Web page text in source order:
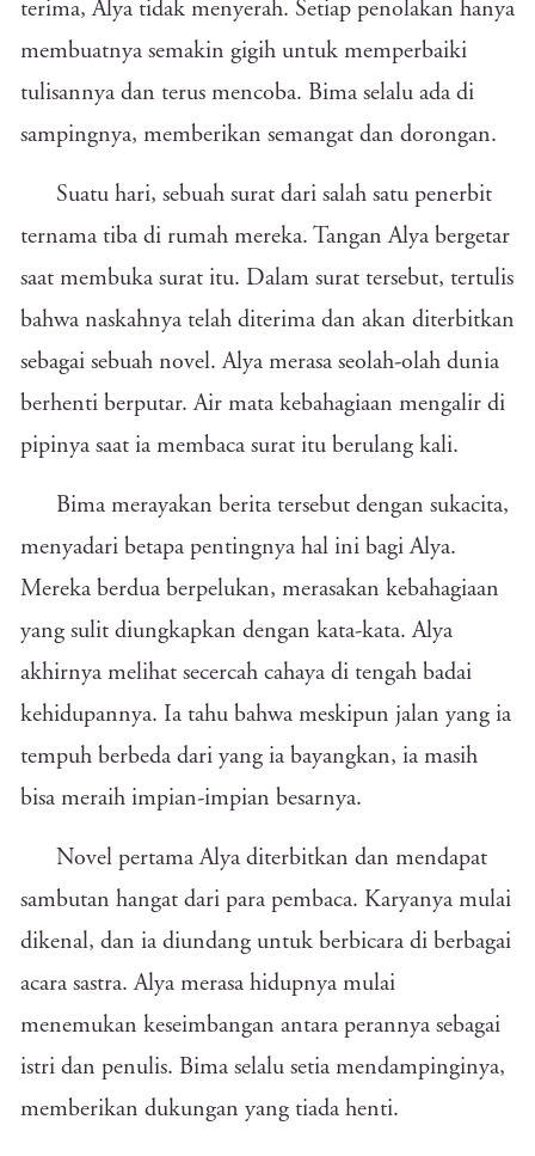
terima, Alya tidak menyerah. Setiap penolakan hanya
membuatnya semakin gigih untuk memperbaiki
tulisannya dan terus mencoba. Bima selalu ada di
sampingnya, memberikan semangat dan dorongan.
Suatu hari, sebuah surat dari salah satu penerbit
ternama tiba di rumah mereka. Tangan Alya bergetar
saat membuka surat itu. Dalam surat tersebut, tertulis
bahwa naskahnya telah diterima dan akan diterbitkan
sebagai sebuah novel. Alya merasa seolah-olah dunia
berhenti berputar. Air mata kebahagiaan mengalir di
pipinya saat ia membaca surat itu berulang kali.
Bima merayakan berita tersebut dengan sukacita,
menyadari betapa pentingnya hal ini bagi Alya.
Mereka berdua berpelukan, merasakan kebahagiaan
yang sulit diungkapkan dengan kata-kata. Alya
akhirnya melihat secercah cahaya di tengah badai
kehidupannya. Ia tahu bahwa meskipun jalan yang ia
tempuh berbeda dari yang ia bayangkan, ia masih
bisa meraih impian-impian besarnya.
Novel pertama Alya diterbitkan dan mendapat
sambutan hangat dari para pembaca. Karyanya mulai
dikenal, dan ia diundang untuk berbicara di berbagai
acara sastra. Alya merasa hidupnya mulai
menemukan keseimbangan antara perannya sebagai
istri dan penulis. Bima selalu setia mendampinginya,
memberikan dukungan yang tiada henti.